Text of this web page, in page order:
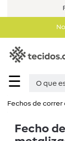
☰
Fechos de correr
Fecho